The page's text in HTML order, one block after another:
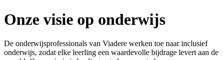
Onze visie op onderwijs
De onderwijsprofessionals van Viadere werken toe naar inclusief
onderwijs, zodat elke leerling een waardevolle bijdrage levert aan de